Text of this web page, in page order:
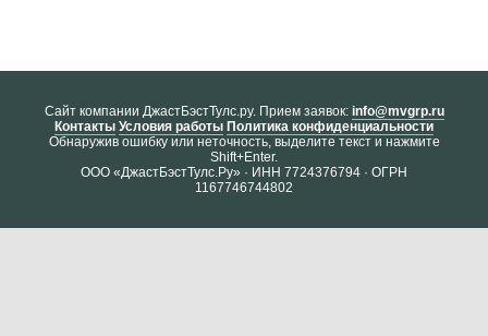
Cайт компании ДжастБэстТулс.ру. Прием заявок: info@mvgrp.ru
Контакты Условия работы Политика конфиденциальности
Обнаружив ошибку или неточность, выделите текст и нажмите
Shift+Enter.
ООО «ДжастБэстТулс.Ру» · ИНН 7724376794 · ОГРН
1167746744802